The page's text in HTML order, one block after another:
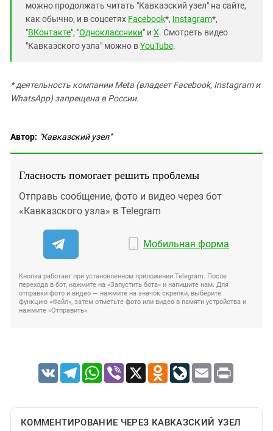
можно продолжать читать "Кавказский узел" на сайте,
как обычно, и в соцсетях Facebook*, Instagram*,
"ВКонтакте", "Одноклассники" и X. Смотреть видео
"Кавказского узла" можно вYouTube.
* деятельность компании Meta (владеет Facebook, Instagram и
WhatsApp) запрещена в России.
Автор: "Кавказский узел"
Гласность помогает решить проблемы
Отправь сообщение, фото и видео через бот
«Кавказского узла» в Telegram
Мобильная форма
Кнопка работает при установленном приложении Telegram. После
перехода в бот, нажмите на «Запустить бота» и напишите нам. Для
отправки фото и видео — нажмите на значок скрепки, выберите
функцию «Файл», затем отметьте фото или видео в памяти устройства и
нажмите «Отправить».
VK TelegramWhatsApp
Viber X Odnoklassniki
LiveJournal
Email Print
КОММЕНТИРОВАНИЕ ЧЕРЕЗ КАВКАЗСКИЙ УЗЕЛ